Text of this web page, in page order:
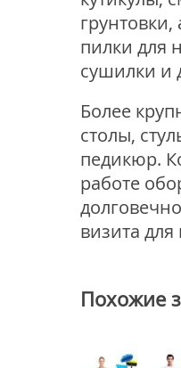
пилки для
сушилки и
Более
столы,
педикюр.
работе
визита
Похожие